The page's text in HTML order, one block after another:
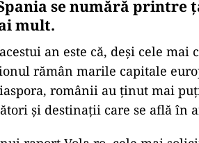
se numără printre
mult.
an este că, deși cele mai
rămân marile capitale
românii au ținut mai
și destinații care se află în